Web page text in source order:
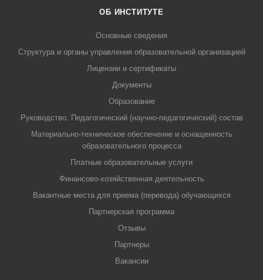
ОБ ИНСТИТУТЕ
Основные сведения
Структура и органы управления образовательной организацией
Лицензии и сертификаты
Документы
Образование
Руководство. Педагогический (научно-педагогический) состав
Материально-техническое обеспечение и оснащенность
образовательного процесса
Платные образовательные услуги
Финансово-хозяйственная деятельность
Вакантные места для приема (перевода) обучающихся
Партнерская программа
Отзывы
Партнеры
Вакансии